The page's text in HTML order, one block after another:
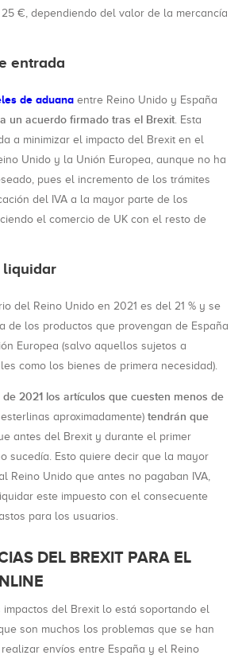
€, dependiendo del valor de la mercancía
entrada
de aduana entre Reino Unido y España
un acuerdo firmado tras el Brexit. Esta
a minimizar el impacto del Brexit en el
Unido y la Unión Europea, aunque no ha
pues el incremento de los trámites
del IVA a la mayor parte de los
el comercio de UK con el resto de
liquidar
del Reino Unido en 2021 es del 21 % y se
de los productos que provengan de España
Europea (salvo aquellos sujetos a
como los bienes de primera necesidad).
2021 los artículos que cuesten menos de
aproximadamente) tendrán que
antes del Brexit y durante el primer
sucedía. Esto quiere decir que la mayor
Reino Unido que antes no pagaban IVA,
este impuesto con el consecuente
para los usuarios.
DEL BREXIT PARA EL
impactos del Brexit lo está soportando el
son muchos los problemas que se han
envíos entre España y el Reino